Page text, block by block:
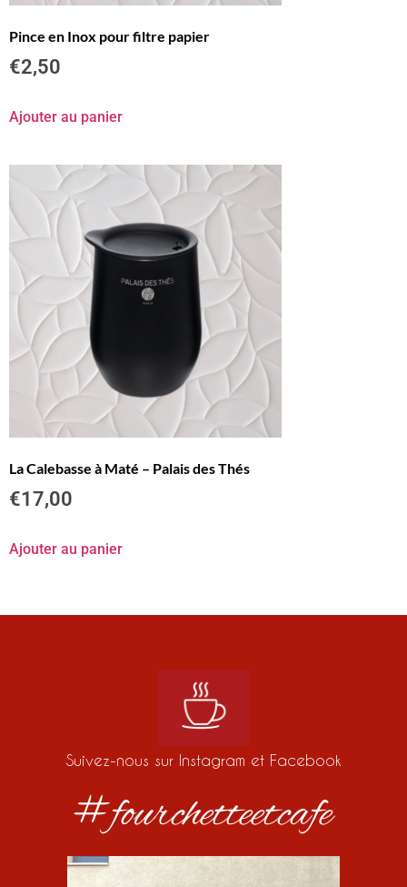
Pince en Inox pour filtre papier
€2,50
Ajouter au panier
La Calebasse à Maté – Palais des Thés
€17,00
Ajouter au panier
Suivez-nous sur Instagram et Facebook
#fourchetteetcafe